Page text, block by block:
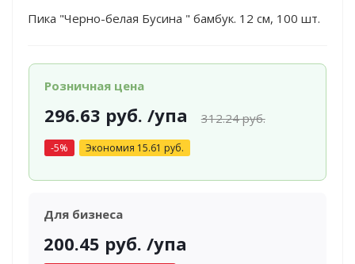
Пика "Черно-белая Бусина " бамбук. 12 см, 100 шт.
Розничная цена
296.63 руб. /упа 312.24руб.
-5% Экономия 15.61 руб.
Для бизнеса
200.45 руб. /упа